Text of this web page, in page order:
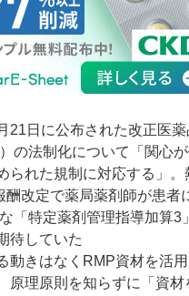
日に公布された改正医
の法制化について「関心
られた規制に対応する」
改定で薬局薬剤師が患者
「特定薬剤管理指導加算3
待していた
きはなくRMP資材を活
原理原則を知らずに「資